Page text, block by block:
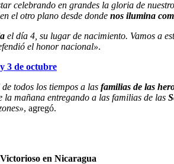
celebrando en grandes la gloria de nuestro
el otro plano desde donde nos ilumina
el día 4, su lugar de nacimiento. Vamos a
el honor nacional».
3 de octubre
todos los tiempos a las familias de las
la mañana entregando a las familias de las
, agregó.
en Nicaragua